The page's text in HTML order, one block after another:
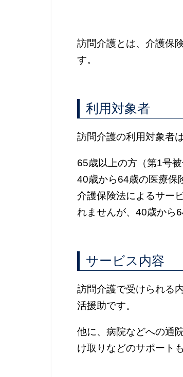
訪問介護とは、介護保
す。
利用対象者
訪問介護の利用対象者
65歳以上の方（第1号
40歳から64歳の医療保
介護保険法によるサー
れませんが、40歳から
サービス内容
訪問介護で受けられる
活援助です。
他に、病院などへの通
け取りなどのサポート